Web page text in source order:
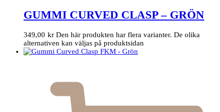
GUMMI CURVED CLASP – GRÖN
349,00 kr Den här produkten har flera varianter. De olika
alternativen kan väljas på produktsidan